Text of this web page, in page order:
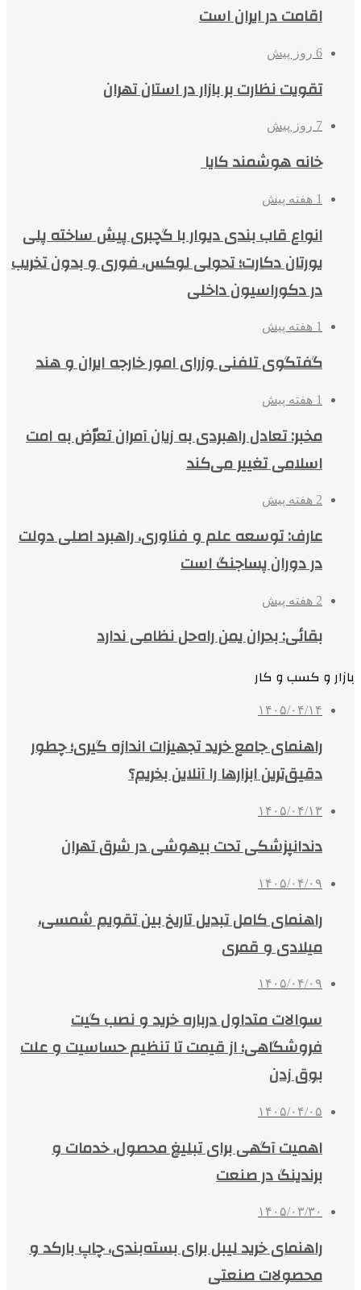
اقامت در ایران است
6 روز پیش
تقویت نظارت بر بازار در استان تهران
7 روز پیش
خانه هوشمند کایا
1 هفته پیش
انواع قاب بندی دیوار با گچبری پیش ساخته پلی
یورتان دکارت؛ تحولی لوکس، فوری و بدون تخریب
در دکوراسیون داخلی
1 هفته پیش
گفتگوی تلفنی وزرای امور خارجه ایران و هند
1 هفته پیش
مخبر: تعادل راهبردی به زیان آمران تعرّض به امت
اسلامی تغییر می‌کند
2 هفته پیش
عارف: توسعه علم و فناوری، راهبرد اصلی دولت
در دوران پساجنگ است
2 هفته پیش
بقائی: بحران یمن راه‌حل نظامی ندارد
بازار و کسب و کار
۱۴۰۵/۰۴/۱۴
راهنمای جامع خرید تجهیزات اندازه گیری؛ چطور
دقیق‌ترین ابزارها را آنلاین بخریم؟
۱۴۰۵/۰۴/۱۳
دندانپزشکی تحت بیهوشی در شرق تهران
۱۴۰۵/۰۴/۰۹
راهنمای کامل تبدیل تاریخ بین تقویم شمسی،
میلادی و قمری
۱۴۰۵/۰۴/۰۹
سوالات متداول درباره خرید و نصب گیت
فروشگاهی؛ از قیمت تا تنظیم حساسیت و علت
بوق زدن
۱۴۰۵/۰۴/۰۵
اهمیت آگهی برای تبلیغ محصول، خدمات و
برندینگ در صنعت
۱۴۰۵/۰۳/۳۰
راهنمای خرید لیبل برای بسته‌بندی، چاپ بارکد و
محصولات صنعتی